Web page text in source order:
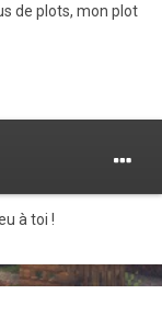
de plots, mon plot
à toi !